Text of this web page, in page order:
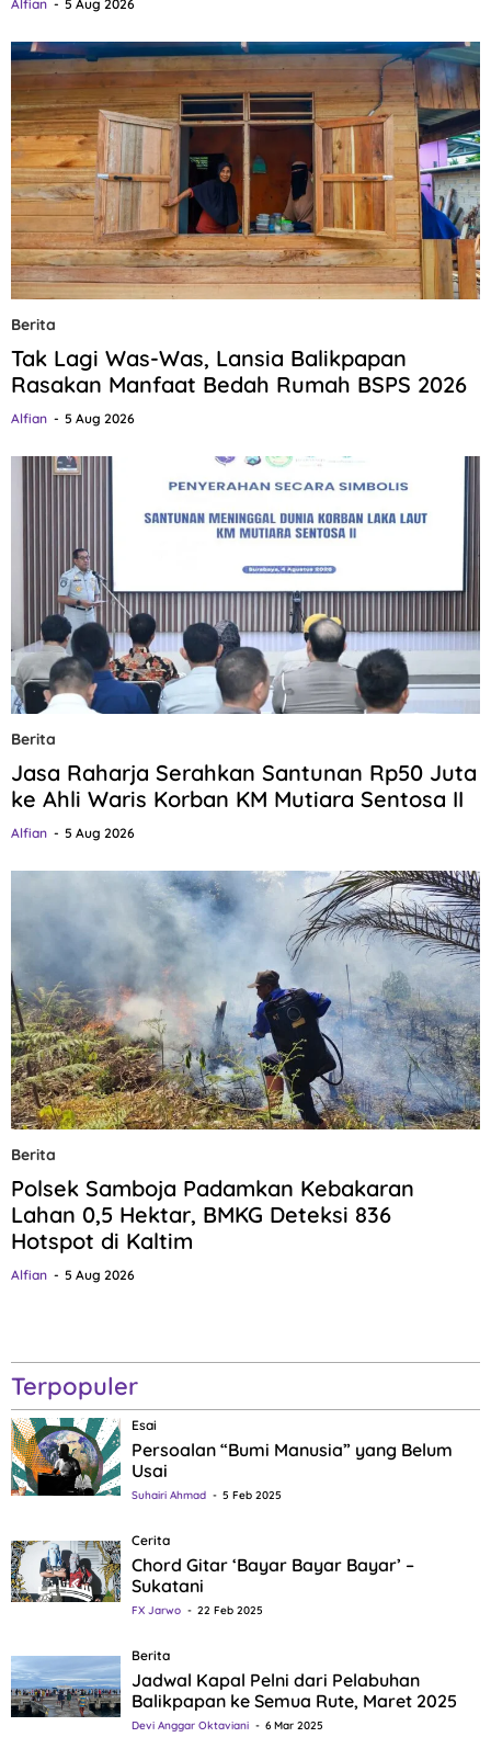
Alfian 5 Aug 2026
Berita
Tak Lagi Was-Was, Lansia Balikpapan
Rasakan Manfaat Bedah Rumah BSPS 2026
Alfian 5 Aug 2026
Berita
Jasa Raharja Serahkan Santunan Rp50 Juta
ke Ahli Waris Korban KM Mutiara Sentosa II
Alfian 5 Aug 2026
Berita
Polsek Samboja Padamkan Kebakaran
Lahan 0,5 Hektar, BMKG Deteksi 836
Hotspot di Kaltim
Alfian 5 Aug 2026
Terpopuler
Esai
Persoalan “Bumi Manusia” yang Belum
Usai
Suhairi Ahmad 5 Feb 2025
Cerita
Chord Gitar ‘Bayar Bayar Bayar’ –
Sukatani
FX Jarwo 22 Feb 2025
Berita
Jadwal Kapal Pelni dari Pelabuhan
Balikpapan ke Semua Rute, Maret 2025
Devi Anggar Oktaviani 6 Mar 2025